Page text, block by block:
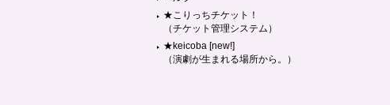
★こりっちチケット！
（チケット管理システム）
★keicoba [new!]
（演劇が生まれる場所から。）